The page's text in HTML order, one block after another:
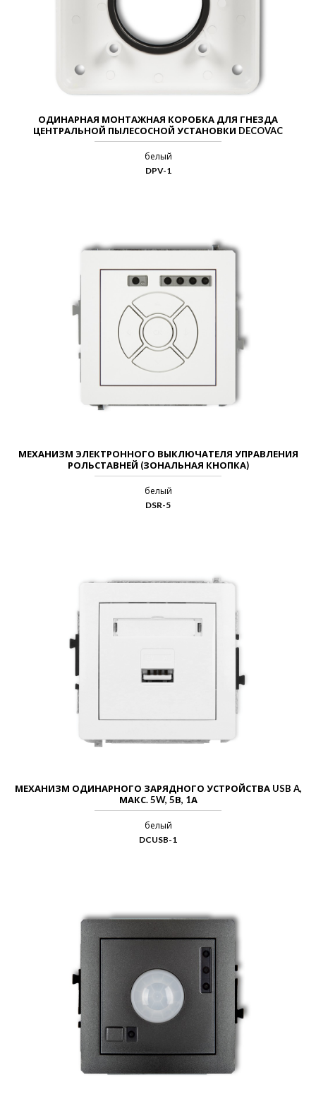
ОДИНАРНАЯ МОНТАЖНАЯ КОРОБКА ДЛЯ ГНЕЗДА
ЦЕНТРАЛЬНОЙ ПЫЛЕСОСНОЙ УСТАНОВКИ DECOVAC
белый
DPV-1
МЕХАНИЗМ ЭЛЕКТРОННОГО ВЫКЛЮЧАТЕЛЯ УПРАВЛЕНИЯ
РОЛЬСТАВНЕЙ (ЗОНАЛЬНАЯ КНОПКА)
белый
DSR-5
МЕХАНИЗМ ОДИНАРНОГО ЗАРЯДНОГО УСТРОЙСТВА USB A,
МАКС. 5W, 5В, 1А
белый
DCUSB-1